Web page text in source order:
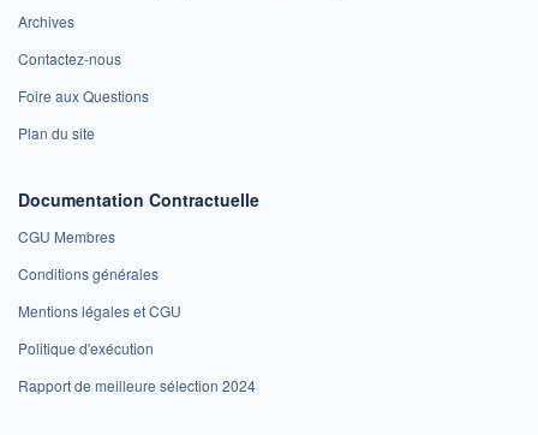
Archives
Contactez-nous
Foire aux Questions
Plan du site
Documentation Contractuelle
CGU Membres
Conditions générales
Mentions légales et CGU
Politique d'exécution
Rapport de meilleure sélection 2024